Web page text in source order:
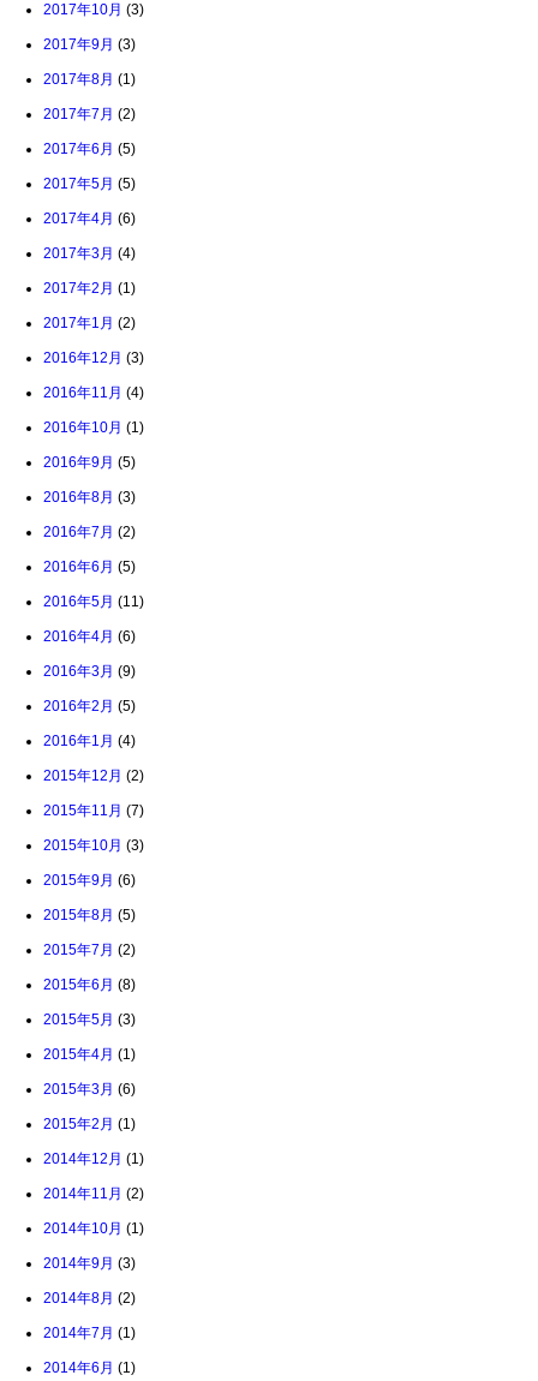
2017年10月 (3)
2017年9月 (3)
2017年8月 (1)
2017年7月 (2)
2017年6月 (5)
2017年5月 (5)
2017年4月 (6)
2017年3月 (4)
2017年2月 (1)
2017年1月 (2)
2016年12月 (3)
2016年11月 (4)
2016年10月 (1)
2016年9月 (5)
2016年8月 (3)
2016年7月 (2)
2016年6月 (5)
2016年5月 (11)
2016年4月 (6)
2016年3月 (9)
2016年2月 (5)
2016年1月 (4)
2015年12月 (2)
2015年11月 (7)
2015年10月 (3)
2015年9月 (6)
2015年8月 (5)
2015年7月 (2)
2015年6月 (8)
2015年5月 (3)
2015年4月 (1)
2015年3月 (6)
2015年2月 (1)
2014年12月 (1)
2014年11月 (2)
2014年10月 (1)
2014年9月 (3)
2014年8月 (2)
2014年7月 (1)
2014年6月 (1)